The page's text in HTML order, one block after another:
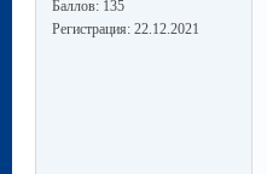
Баллов: 135
Регистрация: 22.12.2021